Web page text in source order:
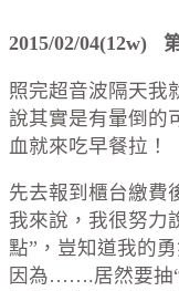
2015/02/04(12w)
照完超音波隔天我
說其實是有暈倒的
血就來吃早餐拉！
先去報到櫃台繳費
我來說，我很努力
點”，豈知道我的
因為…….居然要抽